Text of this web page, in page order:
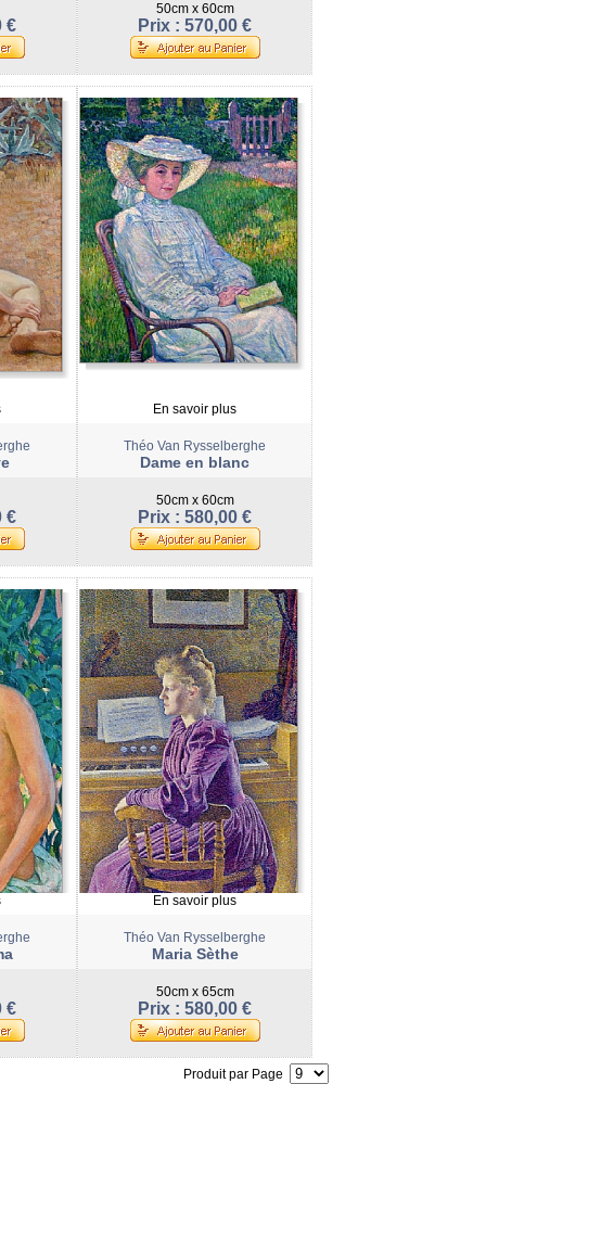
€
50cm x 60cm
Prix : 570,00 €
€
En savoir plus
Théo Van Rysselberghe
Dame en blanc
50cm x 60cm
Prix : 580,00 €
€
En savoir plus
Théo Van Rysselberghe
Maria Sèthe
50cm x 65cm
Prix : 580,00 €
Produit par Page